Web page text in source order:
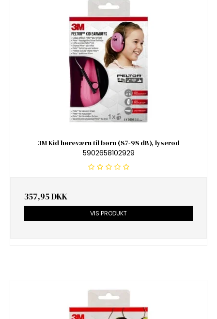
3M Kid høreværn til børn (87-98 dB), lyserød
5902658102929
357,95 DKK
VIS PRODUKT